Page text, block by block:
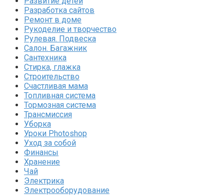
Разработка сайтов
Ремонт в доме
Рукоделие и творчество
Рулевая. Подвеска
Салон. Багажник
Сантехника
Стирка, глажка
Строительство
Счастливая мама
Топливная система
Тормозная система
Трансмиссия
Уборка
Уроки Photoshop
Уход за собой
Финансы
Хранение
Чай
Электрика
Электрооборудование